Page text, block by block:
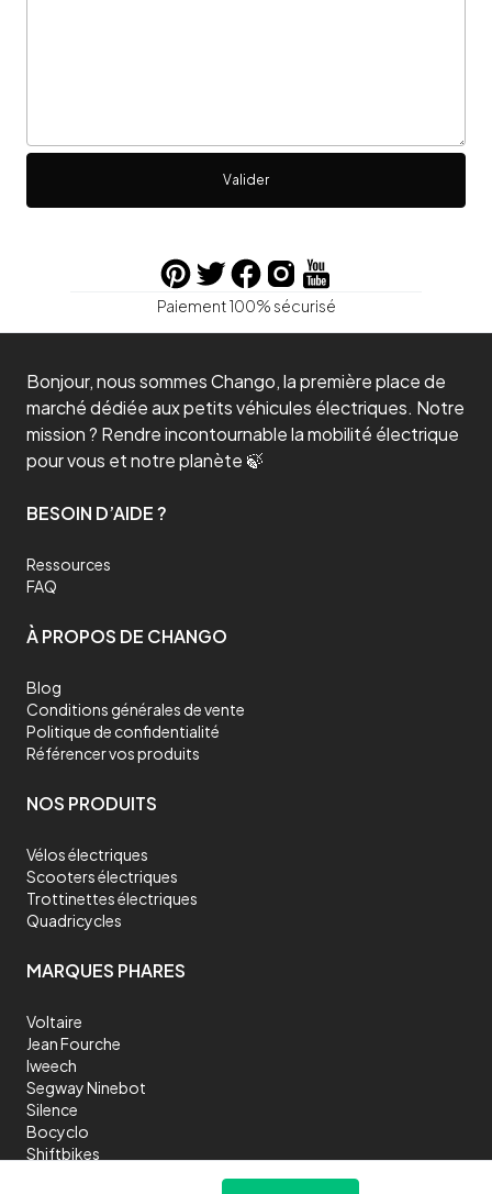
Valider
Paiement 100% sécurisé
Bonjour, nous sommes Chango, la première place de
marché dédiée aux petits véhicules électriques. Notre
mission ? Rendre incontournable la mobilité électrique
pour vous et notre planète 🍃
BESOIN D’AIDE ?
Ressources
FAQ
À PROPOS DE CHANGO
Blog
Conditions générales de vente
Politique de confidentialité
Référencer vos produits
NOS PRODUITS
Vélos électriques
Scooters électriques
Trottinettes électriques
Quadricycles
MARQUES PHARES
Voltaire
Jean Fourche
Iweech
Segway Ninebot
Silence
Bocyclo
Shiftbikes